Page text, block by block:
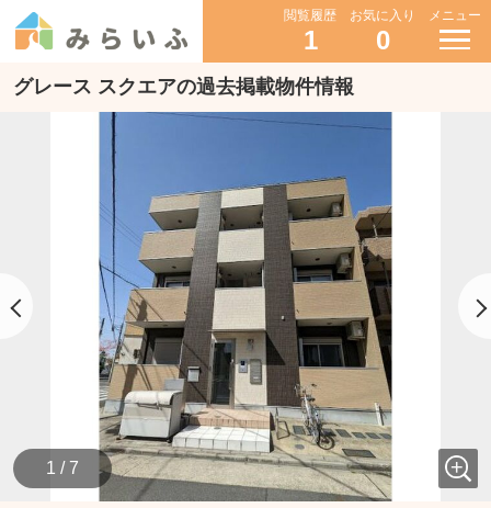
閲覧履歴
1
お気に入り
0
メニュー
グレース スクエアの過去掲載物件情報
1 / 7